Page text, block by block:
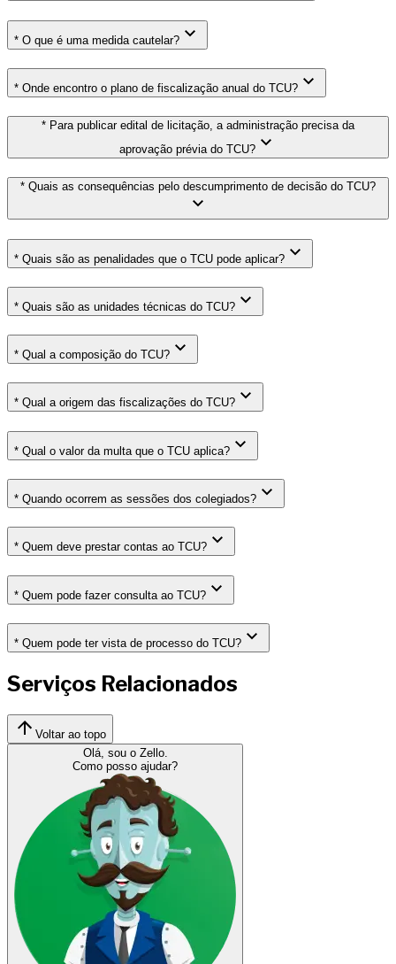
* O que é uma medida cautelar?
* Onde encontro o plano de fiscalização anual do TCU?
* Para publicar edital de licitação, a administração precisa da
aprovação prévia do TCU?
* Quais as consequências pelo descumprimento de decisão do TCU?
* Quais são as penalidades que o TCU pode aplicar?
* Quais são as unidades técnicas do TCU?
* Qual a composição do TCU?
* Qual a origem das fiscalizações do TCU?
* Qual o valor da multa que o TCU aplica?
* Quando ocorrem as sessões dos colegiados?
* Quem deve prestar contas ao TCU?
* Quem pode fazer consulta ao TCU?
* Quem pode ter vista de processo do TCU?
Serviços Relacionados
Voltar ao topo
Olá, sou o Zello.
Como posso ajudar?